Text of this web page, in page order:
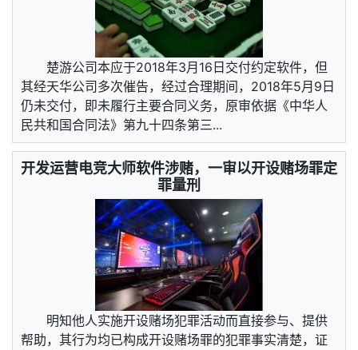
楚游公司本应于2018年3月16日交付约定软件，但
其经天华公司多次催告，经过合理期间，2018年5月9日
仍未交付，即未履行主要合同义务，原审依据《中华人
民共和国合同法》第九十四条第三...
开发运营电竞大师软件涉赌，一审以开设赌场罪定
罪量刑
明知他人实施开设赌场犯罪活动而直接参与、提供
帮助，其行为均已构成开设赌场罪的犯罪事实清楚，证